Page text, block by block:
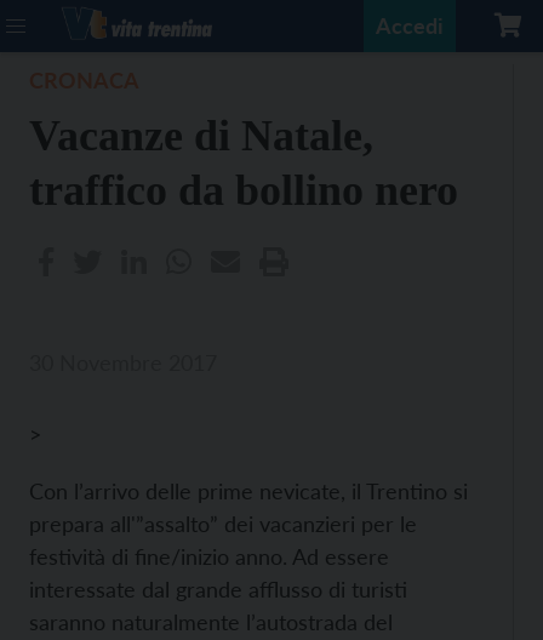
Accedi
Vacanze di Natale,
traffico da bollino nero
>
Con l’arrivo delle prime nevicate, il Trentino si
prepara all'”assalto” dei vacanzieri per le
festività di fine/inizio anno. Ad essere
interessate dal grande afflusso di turisti
saranno naturalmente l’autostrada del